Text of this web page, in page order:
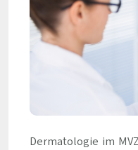
Dermatologie im